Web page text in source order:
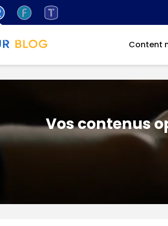
Content
Vos contenus